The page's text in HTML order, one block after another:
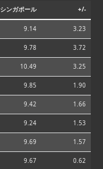
シンガポール +/-
9.14 3.23
9.78 3.72
10.49 3.25
9.85 1.90
9.42 1.66
9.24 1.53
9.69 1.57
9.67 0.62